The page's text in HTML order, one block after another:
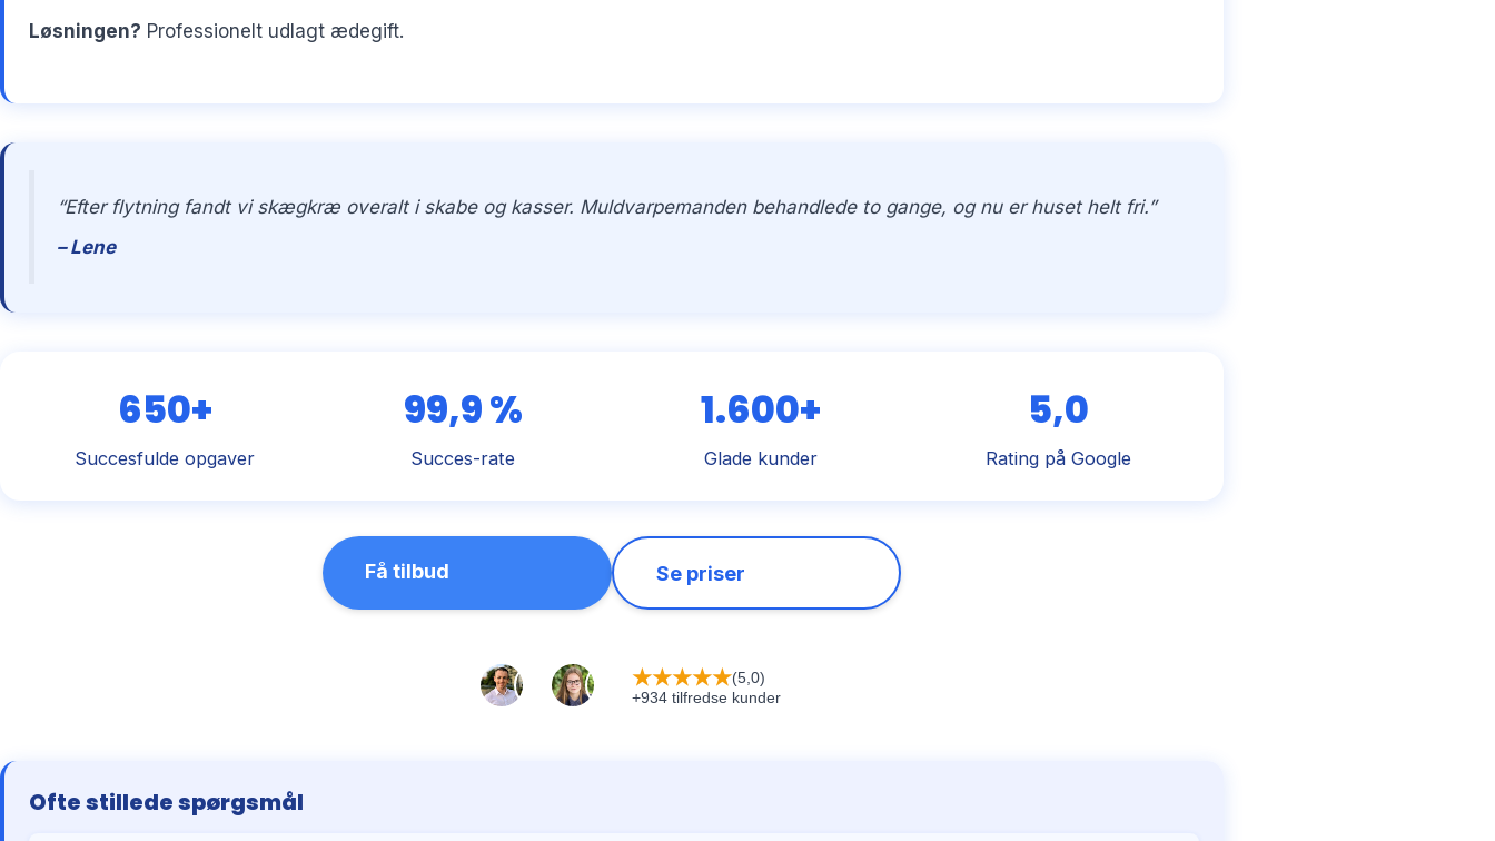
Løsningen? Professionelt udlagt ædegift.
“Efter flytning fandt vi skægkræ overalt i skabe og kasser. Muldvarpemanden behandlede to gange, og nu er huset helt fri.”
– Lene
650+
Succesfulde opgaver
99,9 %
Succes-rate
1.600+
Glade kunder
5,0
Rating på Google
Få tilbud Se priser
★★★★★(5,0)
+934 tilfredse kunder
Ofte stillede spørgsmål